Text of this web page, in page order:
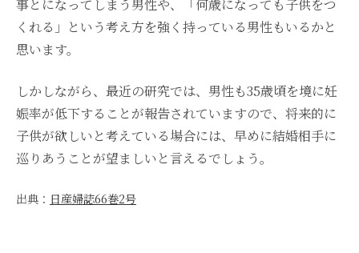
事とになってしまう男性や、「何歳になっても子供をつ
くれる」という考え方を強く持っている男性もいるかと
思います。
しかしながら、最近の研究では、男性も35歳頃を境に妊
娠率が低下することが報告されていますので、将来的に
子供が欲しいと考えている場合には、早めに結婚相手に
巡りあうことが望ましいと言えるでしょう。
出典： 日産婦誌66巻2号